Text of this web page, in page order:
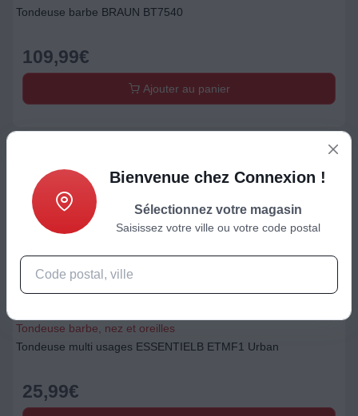
Tondeuse barbe BRAUN BT7540
109,99€
Ajouter au panier
Tondeuse barbe, nez et oreilles
Tondeuse multi usages ESSENTIELB ETMF1 Urban
25,99€
Bienvenue chez Connexion !
Sélectionnez votre magasin
Saisissez votre ville ou votre code postal